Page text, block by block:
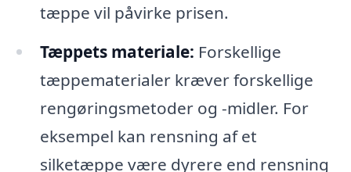
tæppe vil påvirke prisen.
Tæppets materiale: Forskellige
tæppematerialer kræver forskellige
rengøringsmetoder og -midler. For
eksempel kan rensning af et
silketæppe være dyrere end rensning